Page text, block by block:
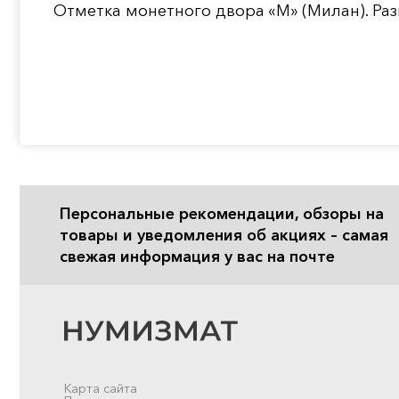
Отметка монетного двора «М» (Милан).
Персональные рекомендации, обзоры на
товары и уведомления об акциях – самая
свежая информация у вас на почте
Карта сайта